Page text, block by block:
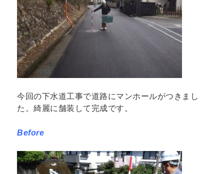
今回の下水道工事で道路にマンホールがつきまし
た。綺麗に舗装して完成です。
Before